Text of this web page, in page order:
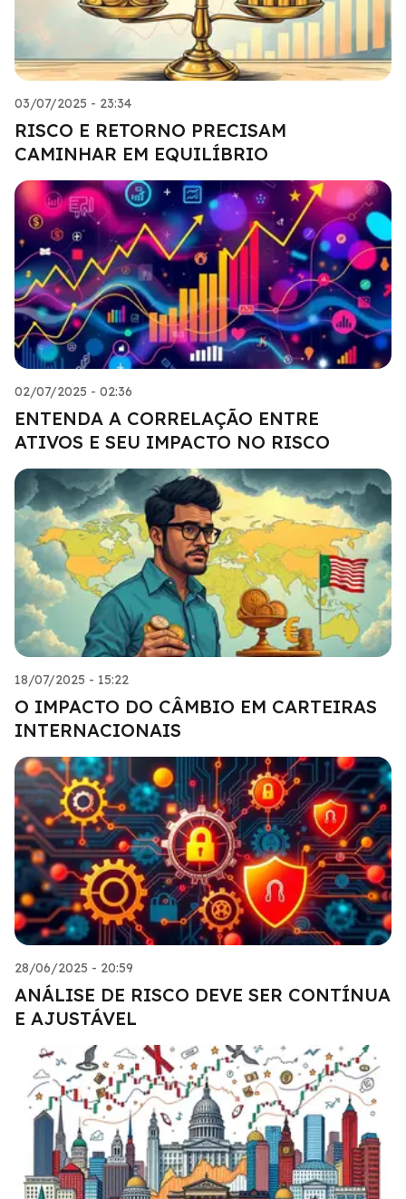
03/07/2025 - 23:34
RISCO E RETORNO PRECISAM
CAMINHAR EM EQUILÍBRIO
02/07/2025 - 02:36
ENTENDA A CORRELAÇÃO ENTRE
ATIVOS E SEU IMPACTO NO RISCO
18/07/2025 - 15:22
O IMPACTO DO CÂMBIO EM CARTEIRAS
INTERNACIONAIS
28/06/2025 - 20:59
ANÁLISE DE RISCO DEVE SER CONTÍNUA
E AJUSTÁVEL